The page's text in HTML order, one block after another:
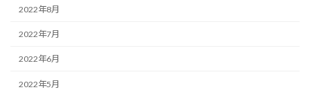
2022年8月
2022年7月
2022年6月
2022年5月